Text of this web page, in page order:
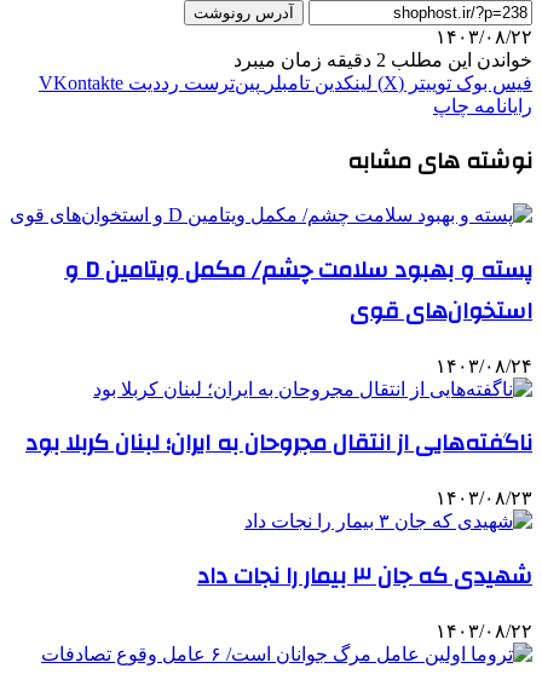
آدرس رونوشت
۱۴۰۳/۰۸/۲۲
خواندن این مطلب 2 دقیقه زمان میبرد
فیس بوک توییتر (X) لینکدین ‫تامبلر ‫پین‌ترست ‫رددیت ‫VKontakte
رایانامه چاپ
نوشته های مشابه
پسته و بهبود سلامت چشم/ مکمل ویتامین D و
استخوان‌های قوی
۱۴۰۳/۰۸/۲۴
ناگفته‌هایی از انتقال مجروحان به ایران؛ لبنان کربلا بود
۱۴۰۳/۰۸/۲۳
شهیدی که جان ۳ بیمار را نجات داد
۱۴۰۳/۰۸/۲۲